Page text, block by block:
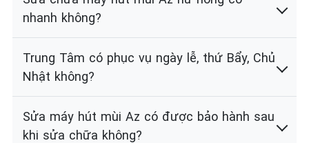
nhanh không?
Trung Tâm có phục vụ ngày lễ, thứ Bẩy, Chủ
Nhật không?
Sửa máy hút mùi Az có được bảo hành sau
khi sửa chữa không?